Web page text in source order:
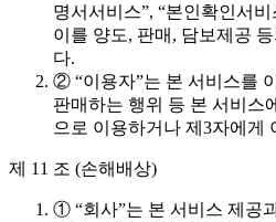
명서서비스”, “본인확인서
이를 양도, 판매, 담보제공
다.
② “이용자”는 본 서비스를
판매하는 행위 등 본 서비스
으로 이용하거나 제3자에게
제 11 조 (손해배상)
① “회사”는 본 서비스 제공